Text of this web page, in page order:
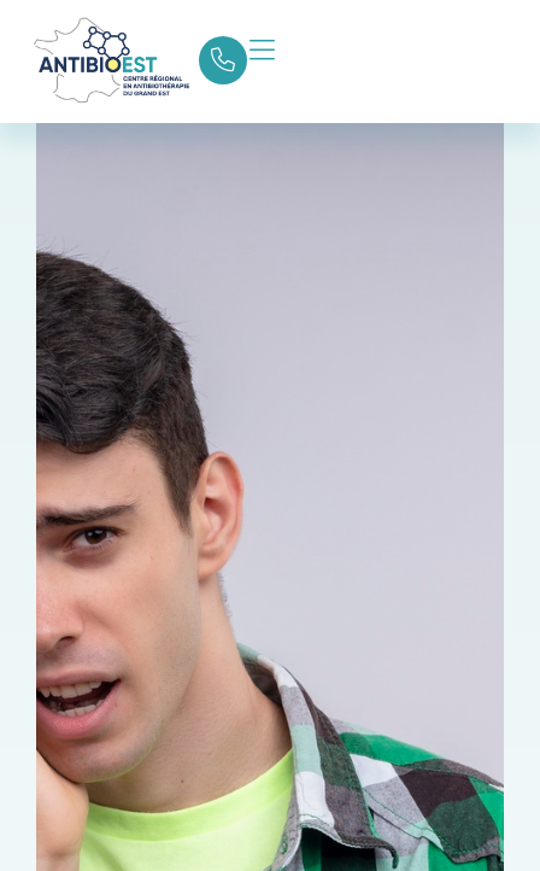
Retour aux actualités